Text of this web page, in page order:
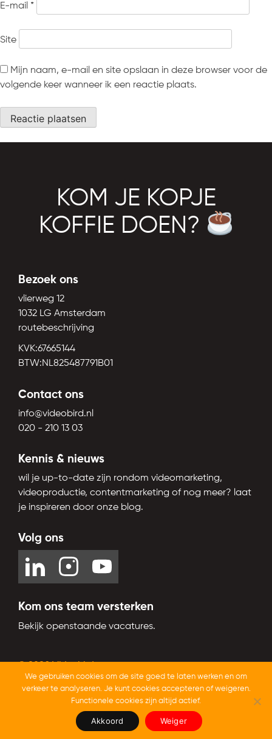
E-mail *
Site
Mijn naam, e-mail en site opslaan in deze browser voor de
volgende keer wanneer ik een reactie plaats.
KOM JE KOPJE
KOFFIE DOEN?
Bezoek ons
vlierweg 12
1032 LG Amsterdam
routebeschrijving
KVK:67665144
BTW:NL825487791B01
Contact ons
info@videobird.nl
020 - 210 13 03
Kennis & nieuws
wil je up-to-date zijn rondom videomarketing,
videoproductie, contentmarketing of nog meer? laat
je inspireren door onze blog.
Volg ons
Kom ons team versterken
Bekijk openstaande vacatures.
© 2026 Videobird
Beoordeeld opTrustoo.nlmet een9,4van 10
We gebruiken cookies om de site goed te laten werken en om
verkeer te analyseren. Je kunt cookies accepteren of weigeren.
Functionele cookies zijn altijd actief.
Akkoord Weiger